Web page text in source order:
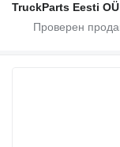
TruckParts Eesti OÜ